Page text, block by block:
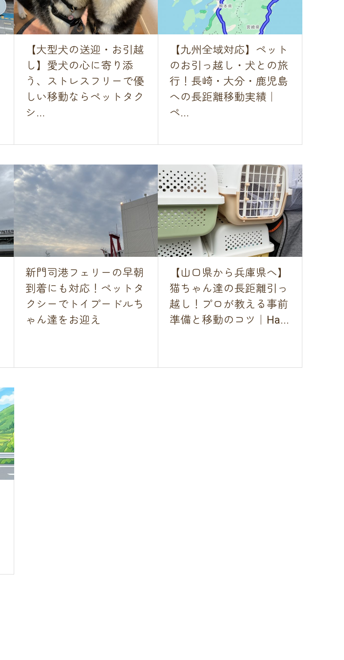
【大型犬の送迎・お引越
し】愛犬の心に寄り添
う、ストレスフリーで優
しい移動ならペットタク
シ...
【九州全域対応】ペット
のお引っ越し・犬との旅
行！長崎・大分・鹿児島
への長距離移動実績｜
ペ...
新門司港フェリーの早朝
到着にも対応！ペットタ
クシーでトイプードルち
ゃん達をお迎え
【山口県から兵庫県へ】
猫ちゃん達の長距離引っ
越し！プロが教える事前
準備と移動のコツ｜Ha...